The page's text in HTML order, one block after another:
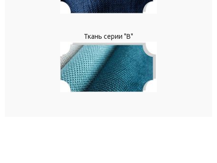
Ткань серии "В"